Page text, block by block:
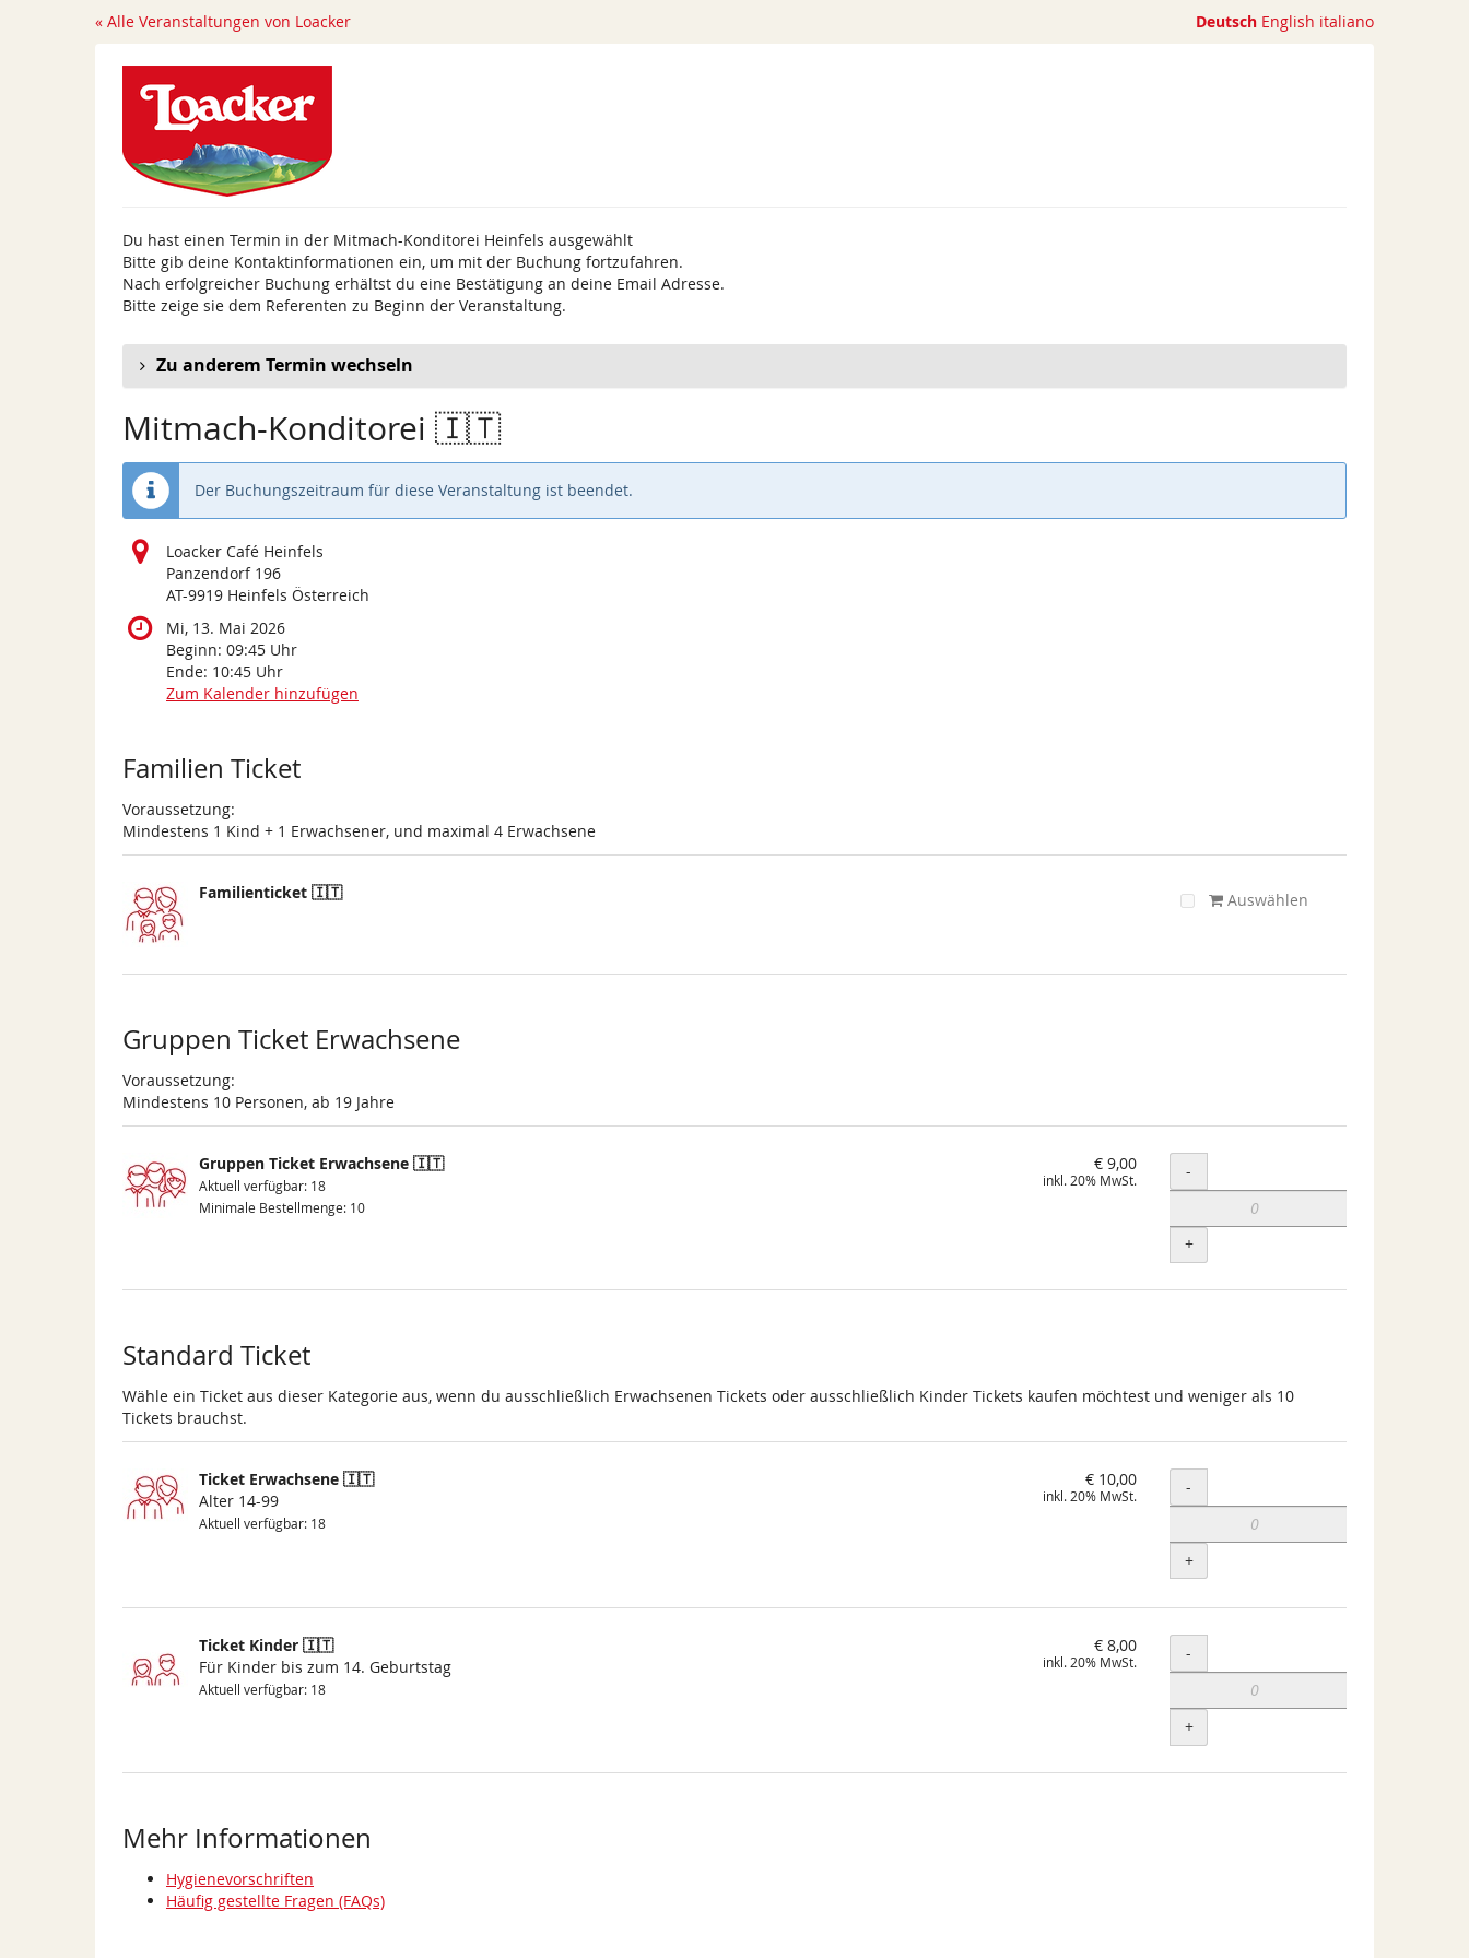
Deutsch English italiano
« Alle Veranstaltungen von Loacker
Du hast einen Termin in der Mitmach-Konditorei Heinfels ausgewählt
Bitte gib deine Kontaktinformationen ein, um mit der Buchung fortzufahren.
Nach erfolgreicher Buchung erhältst du eine Bestätigung an deine Email Adresse.
Bitte zeige sie dem Referenten zu Beginn der Veranstaltung.
Zu anderem Termin wechseln
Mitmach-Konditorei 🇮🇹
Der Buchungszeitraum für diese Veranstaltung ist beendet.
Loacker Café Heinfels
Panzendorf 196
AT-9919 Heinfels Österreich
Mi, 13. Mai 2026
Beginn: 09:45 Uhr
Ende: 10:45 Uhr
Zum Kalender hinzufügen
Produkte
Familien Ticket
Voraussetzung:
Mindestens 1 Kind + 1 Erwachsener, und maximal 4 Erwachsene
Familienticket 🇮🇹 Auswählen
Gruppen Ticket Erwachsene
Voraussetzung:
Mindestens 10 Personen, ab 19 Jahre
Gruppen Ticket Erwachsene 🇮🇹
Aktuell verfügbar: 18
Minimale Bestellmenge: 10
€ 9,00
inkl. 20% MwSt. Menge
-
+
Standard Ticket
Wähle ein Ticket aus dieser Kategorie aus, wenn du ausschließlich Erwachsenen Tickets oder ausschließlich Kinder Tickets kaufen möchtest und weniger als 10
Tickets brauchst.
Ticket Erwachsene 🇮🇹
Alter 14-99
Aktuell verfügbar: 18
€ 10,00
inkl. 20% MwSt. Menge
-
+
Ticket Kinder 🇮🇹
Für Kinder bis zum 14. Geburtstag
Aktuell verfügbar: 18
€ 8,00
inkl. 20% MwSt. Menge
-
+
Mehr Informationen
Hygienevorschriften
Häufig gestellte Fragen (FAQs)